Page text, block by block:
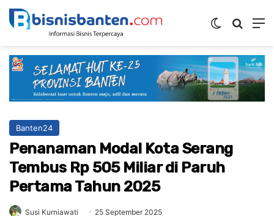
Switch skin
Banten24
Penanaman Modal Kota Serang
Tembus Rp 505 Miliar di Paruh
Pertama Tahun 2025
Susi Kurniawati 25 September 2025